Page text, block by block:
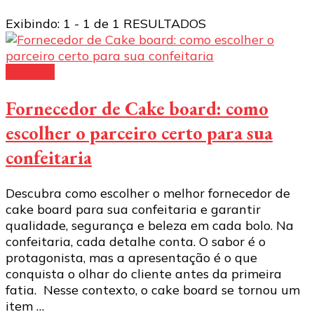
Exibindo: 1 - 1 de 1 RESULTADOS
Fornecedor de Cake board: como
escolher o parceiro certo para sua
confeitaria
Descubra como escolher o melhor fornecedor de
cake board para sua confeitaria e garantir
qualidade, segurança e beleza em cada bolo. Na
confeitaria, cada detalhe conta. O sabor é o
protagonista, mas a apresentação é o que
conquista o olhar do cliente antes da primeira
fatia. Nesse contexto, o cake board se tornou um
item …